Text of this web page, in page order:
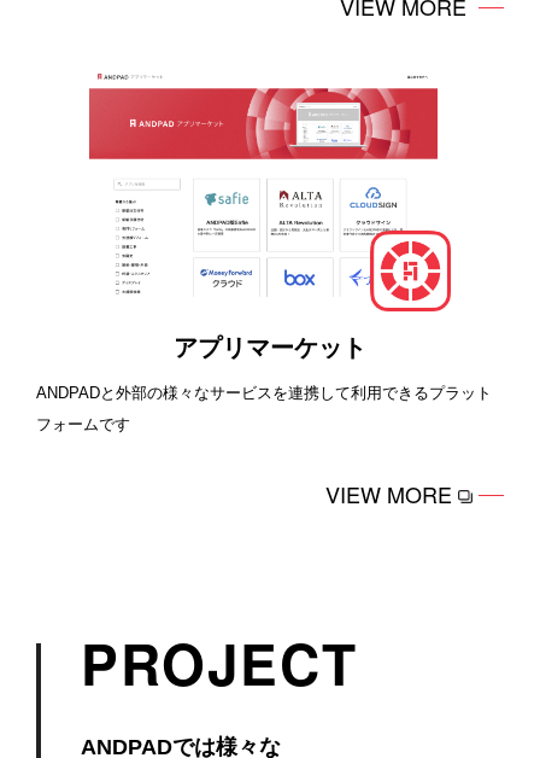
アプリマーケット
ANDPADと外部の様々なサービスを連携して利用できるプラット
フォームです
VIEW MORE
PROJECT
ANDPADでは様々な